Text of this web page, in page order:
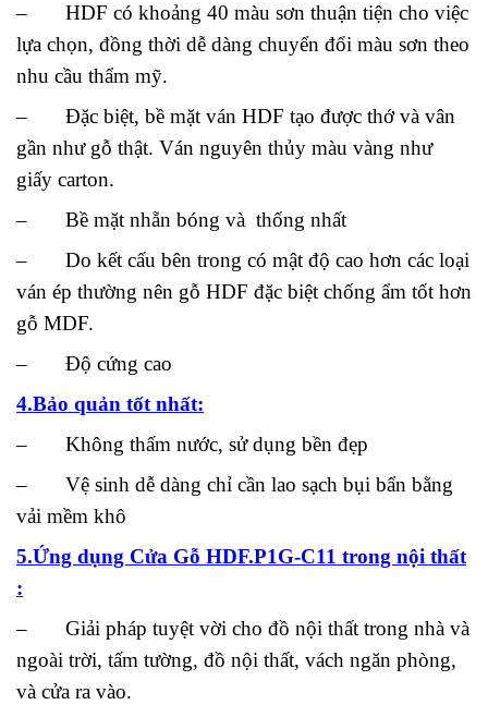
– HDF có khoảng 40 màu sơn thuận tiện cho việc
lựa chọn, đồng thời dễ dàng chuyển đổi màu sơn theo
nhu cầu thẩm mỹ.
– Đặc biệt, bề mặt ván HDF tạo được thớ và vân
gần như gỗ thật. Ván nguyên thủy màu vàng như
giấy carton.
– Bề mặt nhẵn bóng và thống nhất
– Do kết cấu bên trong có mật độ cao hơn các loại
ván ép thường nên gỗ HDF đặc biệt chống ẩm tốt hơn
gỗ MDF.
– Độ cứng cao
4.Bảo quản tốt nhất:
– Không thấm nước, sử dụng bền đẹp
– Vệ sinh dễ dàng chỉ cần lao sạch bụi bẩn bằng
vải mềm khô
5.Ứng dụng Cửa Gỗ HDF.P1G-C11 trong nội thất
:
– Giải pháp tuyệt vời cho đồ nội thất trong nhà và
ngoài trời, tấm tường, đồ nội thất, vách ngăn phòng,
và cửa ra vào.